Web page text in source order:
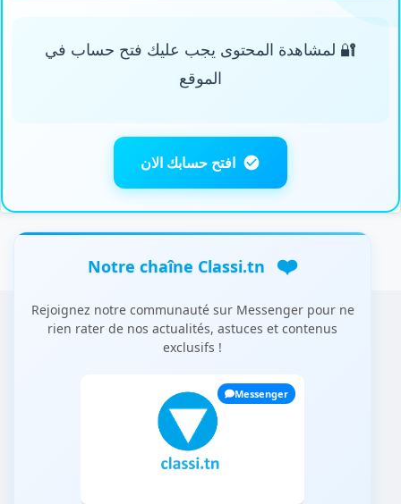
🔐 لمشاهدة المحتوى يجب عليك فتح حساب في
الموقع
افتح حسابك الان
Notre chaîne Classi.tn ❤️
Rejoignez notre communauté sur Messenger pour ne
rien rater de nos actualités, astuces et contenus
exclusifs !
Messenger